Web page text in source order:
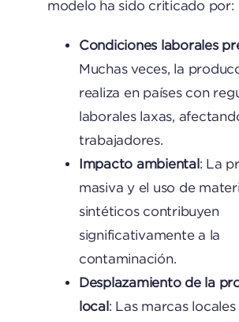
modelo ha sido criticado por:
Condiciones laborales
Muchas veces, la
realiza en países con
laborales laxas,
trabajadores.
Impacto ambiental : La
masiva y el uso de
sintéticos contribuyen
significativamente a la
contaminación.
Desplazamiento de la
local : Las marcas